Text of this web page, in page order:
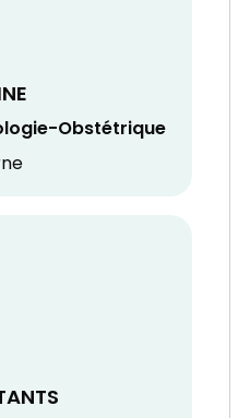
Obstétrique